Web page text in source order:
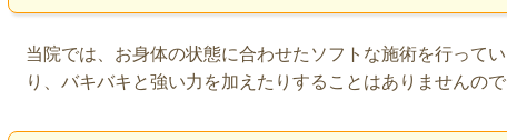
当院では、お身体の状態に合わせたソフトな施術を行って
り、バキバキと強い力を加えたりすることはありませんので